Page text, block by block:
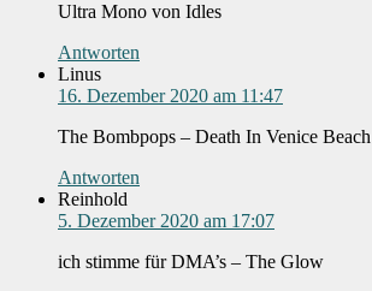
Ultra Mono von Idles
Antworten
Linus
16. Dezember 2020 am 11:47
The Bombpops – Death In Venice Beach
Antworten
Reinhold
5. Dezember 2020 am 17:07
ich stimme für DMA’s – The Glow